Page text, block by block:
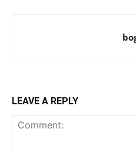
LEAVE A REPLY